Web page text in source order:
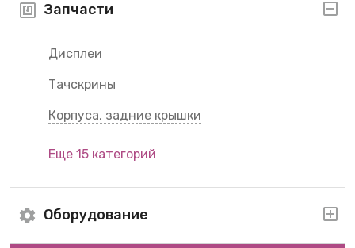
Запчасти
Дисплеи
Тачскрины
Корпуса, задние крышки
Еще 15 категорий
Оборудование